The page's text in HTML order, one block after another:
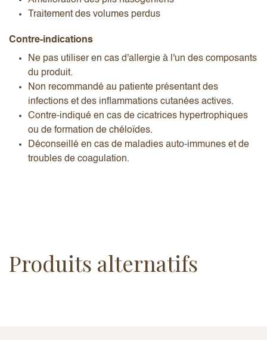
Traitement des volumes perdus
Contre-indications
Ne pas utiliser en cas d'allergie à l'un des composants
du produit.
Non recommandé au patiente présentant des
infections et des inflammations cutanées actives.
Contre-indiqué en cas de cicatrices hypertrophiques
ou de formation de chéloïdes.
Déconseillé en cas de maladies auto-immunes et de
troubles de coagulation.
Produits alternatifs